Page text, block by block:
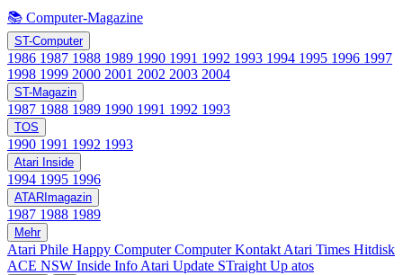
📚 Computer-Magazine
ST-Computer
1986 1987 1988 1989 1990 1991 1992 1993 1994 1995 1996 1997
1998 1999 2000 2001 2002 2003 2004
ST-Magazin
1987 1988 1989 1990 1991 1992 1993
TOS
1990 1991 1992 1993
Atari Inside
1994 1995 1996
ATARImagazin
1987 1988 1989
Mehr
Atari Phile Happy ComputerComputer Kontakt Atari Times Hitdisk
ACE NSW Inside Info Atari Update STraight Up atos